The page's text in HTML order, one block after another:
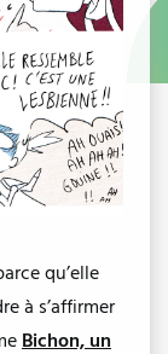
qu’elle
à s’affirmer
Bichon, un